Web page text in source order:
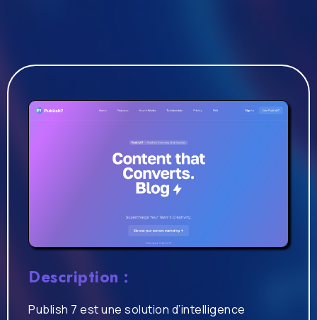
Description :
Publish 7 est une solution d’intelligence